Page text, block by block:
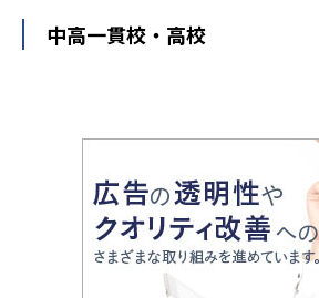
中部
愛知県
静岡県
大阪府
兵庫県 京都府
鳥取県
島根県 岡山県
武田塾
大学受験
教育全般
中学受験に熱心な市区町村ランキ
小学校受験
家庭教師
開成番長直伝！子どもの受験を成
運動と遊びを考える
情報Ⅰ、数学が苦手な人注目！最
アップ法
悩み多き「大学受験」相談室
英語・英会話・英検対策
中高一貫校・高校
大学入試改革
ママテクエグザム
進化する中高一貫校・高校